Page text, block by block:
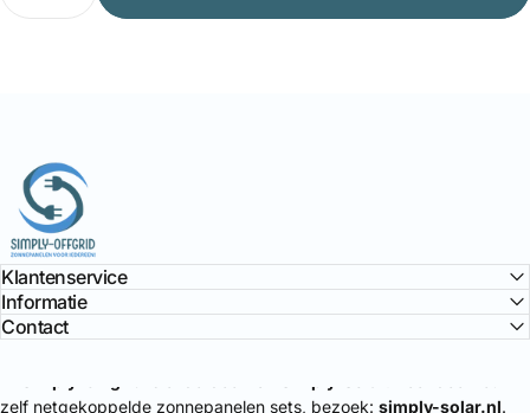
Simply Offgrid
Klantenservice
Informatie
Contact
zelf netgekoppelde zonnepanelen sets, bezoek: simply-solar.nl.